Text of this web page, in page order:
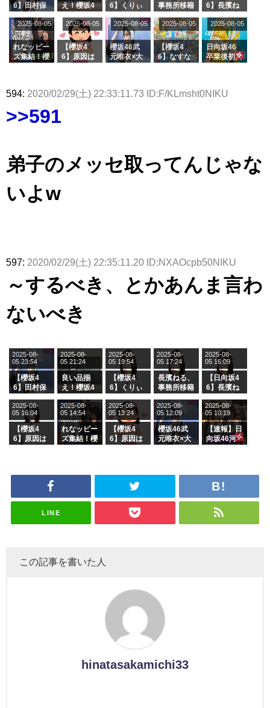
演決定
演】
【激レアさ
きた。】
6】田村保
ージを脱い
でいた理由
え！櫻坂4
グル『Mak
e or Brea
k』オフィ
シャルグッ
ズ絶賛販売
6】くりぃ
の2人を手
玉に取る大
沼晶保【く
りぃむナン
タラ】
事務所移籍
属を発表
6】長濱ね
ら移籍しフ
ラーム所属
に。これで
事務所に所
属している
がこちら
れなッピー
ズ集結！櫻
「ラヴィッ
スタジオ出
演決定
2025-08-05
【櫻坂4
6】原因は
ざわつかせ
2025-08-05
櫻坂46武
元唯衣×大
さんに恐怖
2025-08-05
【櫻坂4
6】なすな
て...【ラヴ
2025-08-05
日向坂46
卒業後初共
リー若林さ
2025-08-05
594: 2020/02/29(土) 22:33:11.73 ID:F/KLmsht0NIKU
>>591
弟子のメッセ取ってんじゃな
いよw
597: 2020/02/29(土) 22:35:11.20 ID:NXAOcpb50NIKU
～するべき、とかあんま言わ
ないべき
【櫻坂4
6】田村保
ージを脱い
でいた理由
2025-08-
05 23:54
良い品揃
え！櫻坂4
グル『Mak
e or Brea
k』オフィ
シャルグッ
ズ絶賛販売
2025-08-
05 21:24
【櫻坂4
6】くりぃ
の2人を手
玉に取る大
沼晶保【く
りぃむナン
タラ】
2025-08-
05 19:54
長濱ねる、
事務所移籍
属を発表
2025-08-
05 17:24
【日向坂4
6】長濱ね
ら移籍しフ
ラーム所属
に。これで
事務所に所
属している
がこちら
2025-08-
05 16:09
【櫻坂4
6】原因は
ざわつかせ
2025-08-
05 16:04
れなッピー
ズ集結！櫻
「ラヴィッ
スタジオ出
2025-08-
05 14:54
【櫻坂4
6】原因は
ざわつかせ
2025-08-
05 13:24
櫻坂46武
元唯衣×大
さんに恐怖
ナンタラ】
2025-08-
05 12:09
【速報】日
向坂46河
2025-08-
05 10:19
LINE
この記事を書いた人
hinatasakamichi33